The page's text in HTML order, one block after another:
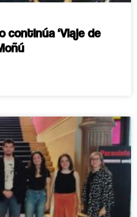
continúa ‘Viaje de